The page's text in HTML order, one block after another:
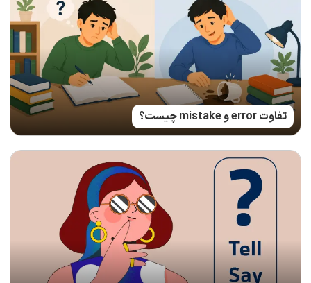
تفاوت error و mistake چیست؟